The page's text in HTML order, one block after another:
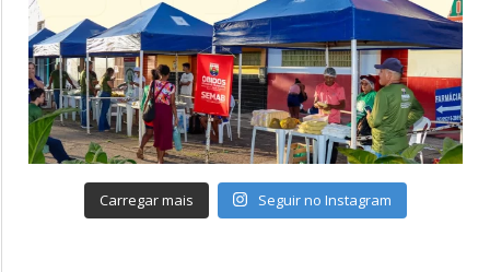
Carregar mais Seguir no Instagram